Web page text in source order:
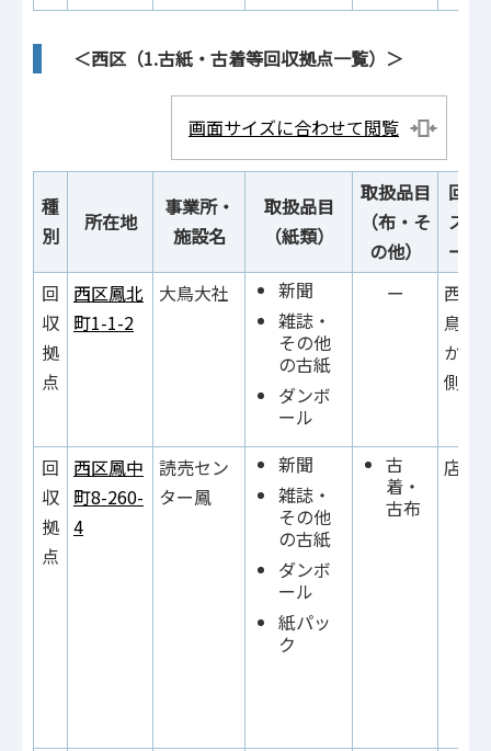
＜西区（1.古紙・古着等回収拠点一覧）＞
画面サイズに合わせて閲覧
種
別
所在地
事業所・
施設名
取扱品目
（紙類）
取扱品目
（布・そ
の他）
回収
ス・
ー設
回
収
拠
点
西区鳳北
町1-1-2
大鳥大社
新聞
雑誌・
その他
の古紙
ダンボ
ール
ー
西側
鳥居
かっ
側）
回
収
拠
点
西区鳳中
町8-260-
4
読売セン
ター鳳
新聞
雑誌・
その他
の古紙
ダンボ
ール
紙パッ
ク
古
着・
古布
店内